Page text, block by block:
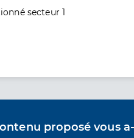
secteur 1
proposé vous